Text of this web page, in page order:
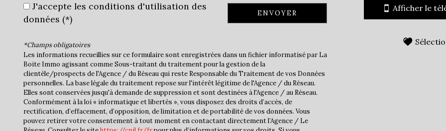
Propriétaires (vs.
J'accepte les conditions d'utilisation des
données (*)
ENVOYER
*Champs obligatoires
Les informations recueillies sur ce formulaire sont enregistrées dans un fichier informatisé par La
Boite Immo agissant comme Sous-traitant du traitement pour la gestion de la
clientèle/prospects de l'Agence / du Réseau qui reste Responsable du Traitement de vos Données
personnelles. La base légale du traitement repose sur l'intérêt légitime de l'Agence / du Réseau.
Elles sont conservées jusqu'à demande de suppression et sont destinées à l'Agence / au Réseau.
Conformément à la loi « informatique et libertés », vous disposez des droits d’accès, de
rectification, d’effacement, d’opposition, de limitation et de portabilité de vos données. Vous
pouvez retirer votre consentement à tout moment en contactant directement l’Agence / Le
Afficher le